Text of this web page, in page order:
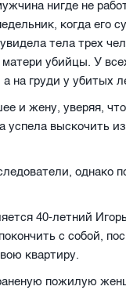
нигде не
когда его
тела трех
убийцы. У
на груди у убитых
и жену, уверяя,
выскочить
однако
40-летний
с собой,
квартиру.
пожилую